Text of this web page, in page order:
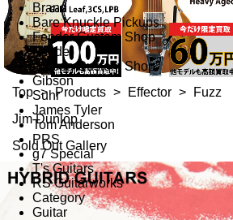
Brand
Bare Knuckle Pickups
Fender Custom Shop
Fender
Gibson Custom Shop
Gibson
Suhr
James Tyler
Tom Anderson
PRS
g7 Special
T's Guitars
RS Guitarworks
Category
Guitar
Top > Products > Effector >
Fuzz
Jim Dunlop
Sold Out Gallery